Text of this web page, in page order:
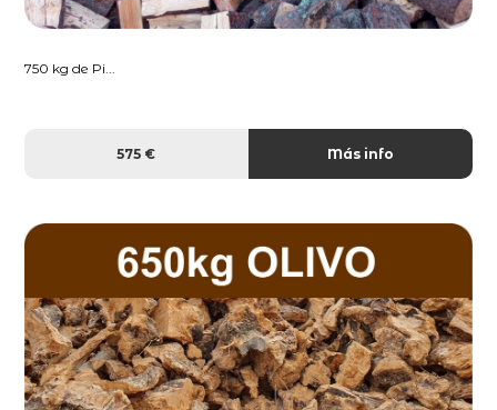
750 kg de Pi...
575 € Más info